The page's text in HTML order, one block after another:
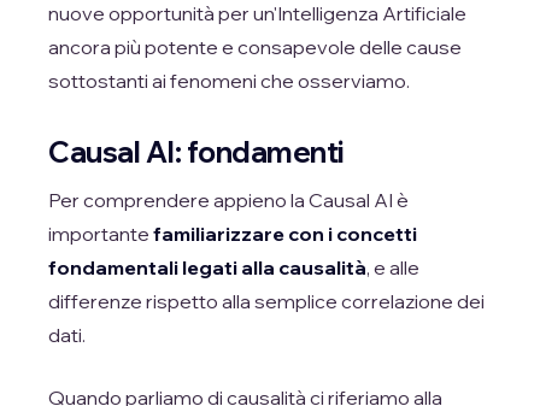
nuove opportunità per un'Intelligenza Artificiale
ancora più potente e consapevole delle cause
sottostanti ai fenomeni che osserviamo.
Causal AI: fondamenti
Per comprendere appieno la Causal AI è
importante familiarizzare con i concetti
fondamentali legati alla causalità, e alle
differenze rispetto alla semplice correlazione dei
dati.
Quando parliamo di causalità ci riferiamo alla